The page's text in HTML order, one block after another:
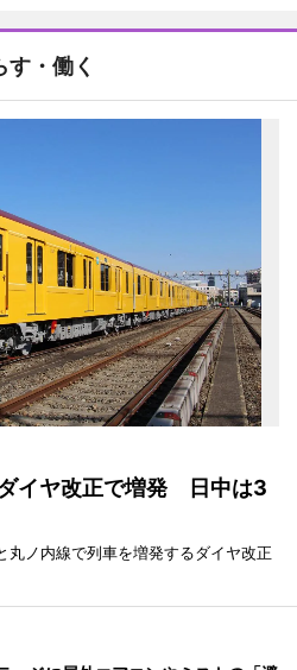
す・働く
イヤ改正で増発 日中は3
丸ノ内線で列車を増発するダイヤ改正